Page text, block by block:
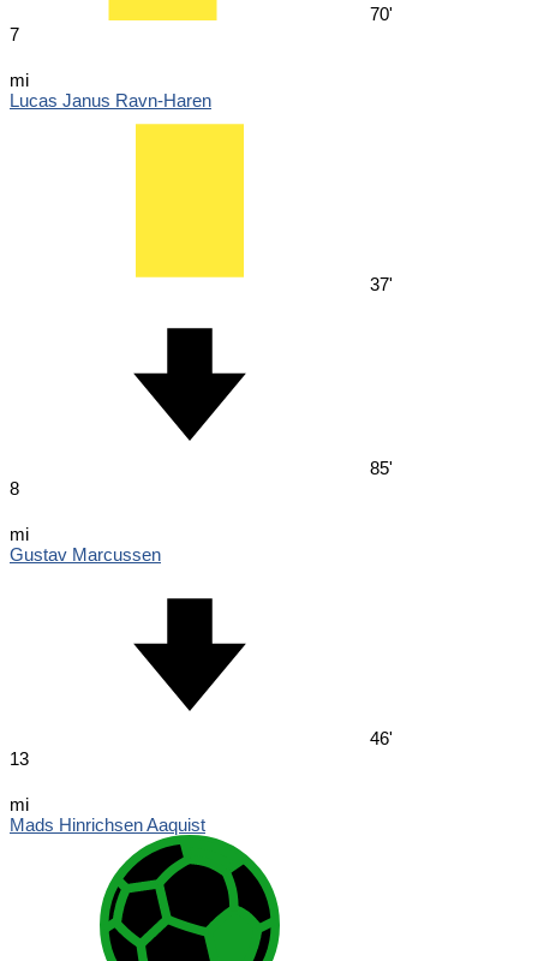
70'
7
mi
Lucas Janus Ravn-Haren
37'
85'
8
mi
Gustav Marcussen
46'
13
mi
Mads Hinrichsen Aaquist